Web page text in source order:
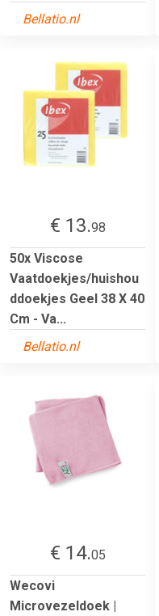
Bellatio.nl
€ 13.98
50x Viscose
Vaatdoekjes/huishou
ddoekjes Geel 38 X 40
Cm - Va...
Bellatio.nl
€ 14.05
Wecovi
Microvezeldoek |